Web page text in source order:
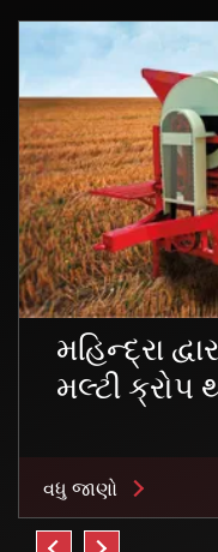
મહિન્દ્રા
મલ્ટી ક્રોપ
વધુ જાણો